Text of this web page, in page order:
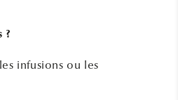
?
infusions ou les